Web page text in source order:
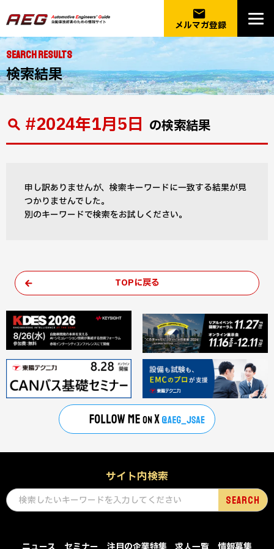
email
メルマガ登録
SEARCH RESULTS
検索結果
#2024年1月5日 の検索結果
申し訳ありませんが、検索キーワードに一致する結果が見
つかりませんでした。
別のキーワードで検索をお試しください。
TOPに戻る
サイト内検索